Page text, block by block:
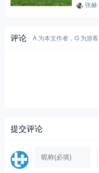
张赫
评论 A 为本文作者，G 为游客